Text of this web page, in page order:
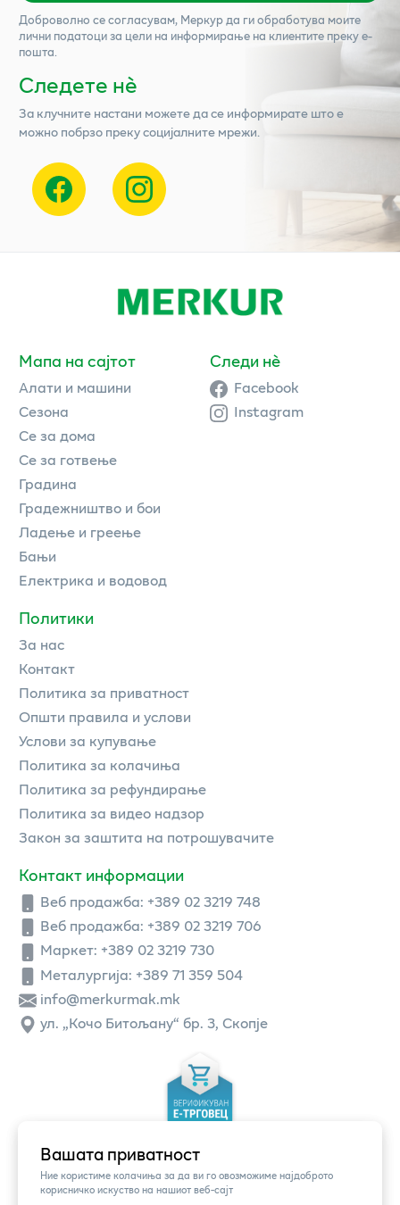
Вашата приватност
Ние користиме колачиња за да ви го овозможиме најдоброто
корисничко искуство на нашиот веб-сајт
Доброволно се согласувам, Меркурда ги обработува моите
лични податоци за цели на информирање на клиентите преку е-
пошта.
Следете нѐ
За клучните настани можете да се информирате што е
можно побрзо преку социјалните мрежи.
Мапа на сајтот
Алати и машини
Сезона
Се за дома
Се за готвење
Градина
Градежништво и бои
Ладење и греење
Бањи
Електрика и водовод
Политики
За нас
Контакт
Политика за приватност
Општи правила и услови
Услови за купување
Политика за колачиња
Политика за рефундирање
Политика за видео надзор
Закон за заштита на потрошувачите
Контакт информации
Веб продажба: +389 02 3219 748
Веб продажба: +389 02 3219 706
Маркет: +389 02 3219 730
Металургија: +389 71 359 504
info@merkurmak.mk
ул. „Кочо Битољану“ бр. 3, Скопје
Следи нè
Facebook
Instagram